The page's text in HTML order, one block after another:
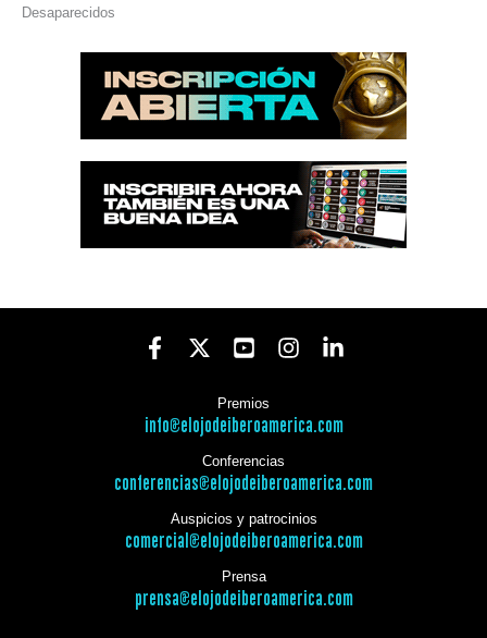
Desaparecidos
Premios
info@elojodeiberoamerica.com
Conferencias
conferencias@elojodeiberoamerica.com
Auspicios y patrocinios
comercial@elojodeiberoamerica.com
Prensa
prensa@elojodeiberoamerica.com